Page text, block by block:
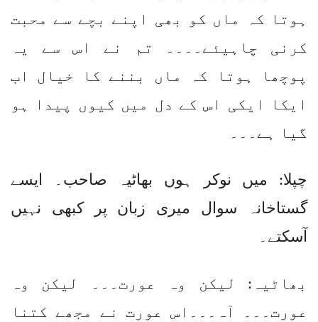
ہوتا کہ ماں کو بھی اپنے بچے سے محبت
کرنی چاہیئے۔۔۔۔ تم نے اس سے یہ
پوچھا ہوتا کہ ماں بننے کا خیال اب
ایکا ایکی اس کے دل میں کیوں پیدا ہو
گیا ہے۔۔۔
چپلا: میں نوکر ہوں بھاٹیہ صاحب۔ ایسے
گستاخانہ سوال میری زبان پر کبھی نہیں
آسکتے۔
بھاٹیہ: لیکن وہ عورت۔۔۔ لیکن وہ
عورت۔۔۔ آہ۔۔۔اس عورت نے مجھے کتنا